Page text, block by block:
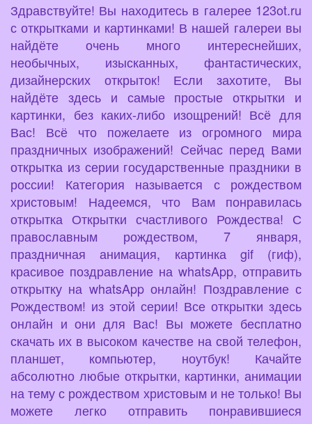
Здравствуйте! Вы находитесь в галерее 123ot.ru
с открытками и картинками! В нашей галереи вы
найдёте очень много интереснейших,
необычных, изысканных, фантастических,
дизайнерских открыток! Если захотите, Вы
найдёте здесь и самые простые открытки и
картинки, без каких-либо изощрений! Всё для
Вас! Всё что пожелаете из огромного мира
праздничных изображений! Сейчас перед Вами
открытка из серии государственные праздники в
россии! Категория называется с рождеством
христовым! Надеемся, что Вам понравилась
открытка Открытки счастливого Рождества! С
православным рождеством, 7 января,
праздничная анимация, картинка gif (гиф),
красивое поздравление на whatsApp, отправить
открытку на whatsApp онлайн! Поздравление с
Рождеством! из этой серии! Все открытки здесь
онлайн и они для Вас! Вы можете бесплатно
скачать их в высоком качестве на свой телефон,
планшет, компьютер, ноутбук! Качайте
абсолютно любые открытки, картинки, анимации
на тему с рождеством христовым и не только! Вы
можете легко отправить понравившиеся